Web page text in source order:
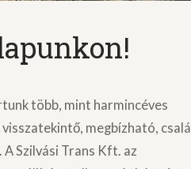
több, mint harmincéves
megbízható,
Szilvási Trans Kft. az